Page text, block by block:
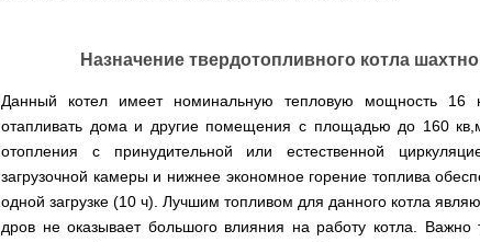
Назначение твердотопливного котла
Данный котел имеет номинальную тепловую мощность 16
отапливать дома и другие помещения с площадью до 160
отопления с принудительной или естественной
загрузочной камеры и нижнее экономное горение топлива
одной загрузке (10 ч). Лучшим топливом для данного котла
дров не оказывает большого влияния на работу котла.